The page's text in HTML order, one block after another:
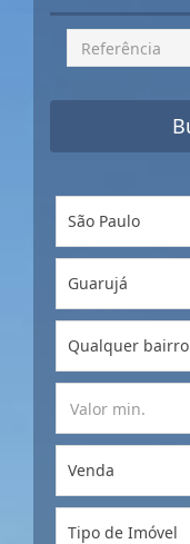
Busca
por
São Paulo
Guarujá
Qualquer bairro
Venda
Tipo de Imóvel